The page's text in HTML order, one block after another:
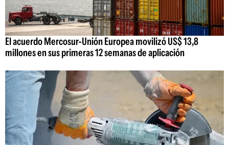
El acuerdo Mercosur-Unión Europea movilizó US$ 13,8
millones en sus primeras 12 semanas de aplicación